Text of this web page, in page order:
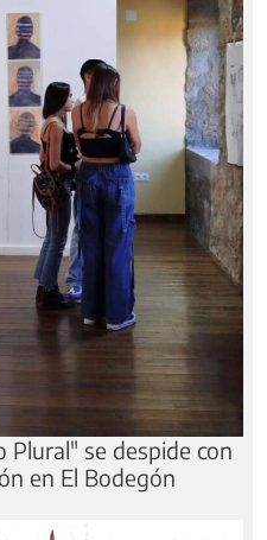
Plural" se despide con
en El Bodegón